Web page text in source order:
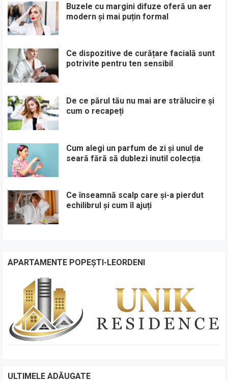
Buzele cu margini difuze oferă un aer
modern și mai puțin formal
Ce dispozitive de curățare facială sunt
potrivite pentru ten sensibil
De ce părul tău nu mai are strălucire și
cum o recapeți
Cum alegi un parfum de zi și unul de
seară fără să dublezi inutil colecția
Ce înseamnă scalp care și-a pierdut
echilibrul și cum îl ajuți
APARTAMENTE POPEȘTI-LEORDENI
ULTIMELE ADĂUGATE